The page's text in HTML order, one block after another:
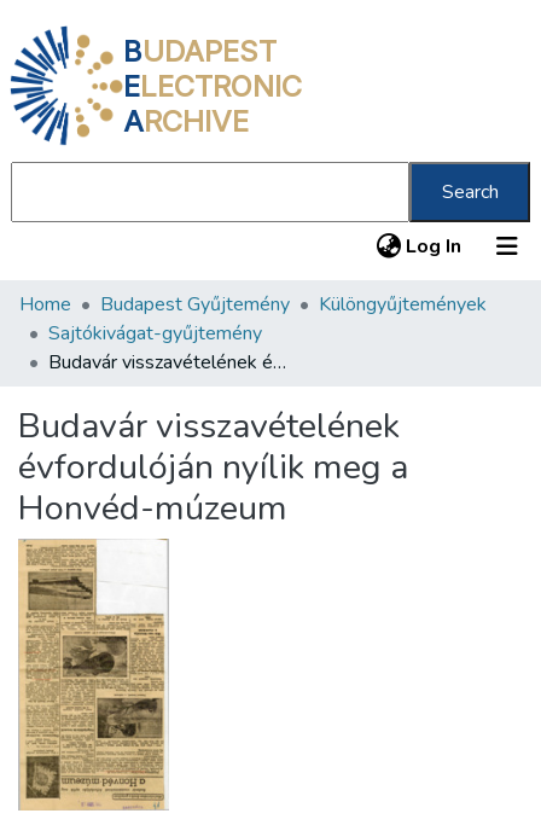
BUDAPEST
ELECTRONIC
ARCHIVE
Search
Log In (current)
Communities & Collections
All of DSpace
About us
Home Budapest Gyűjtemény
Különgyűjtemények
Sajtókivágat-gyűjtemény
Budavár visszavételének évfordulóján nyílik meg a Honvéd-múzeum
Budavár visszavételének
évfordulóján nyílik meg a
Honvéd-múzeum